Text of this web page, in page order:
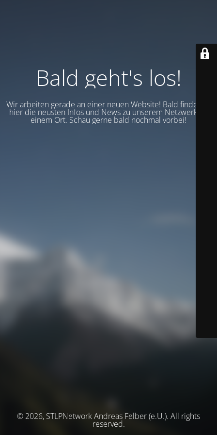
Bald geht's los!
Wir arbeiten gerade an einer neuen Website! Bald findest du
hier die neusten Infos und News zu unserem Netzwerk an
einem Ort. Schau gerne bald nochmal vorbei!
© 2026, STLPNetwork Andreas Felber (e.U.). All rights
reserved.